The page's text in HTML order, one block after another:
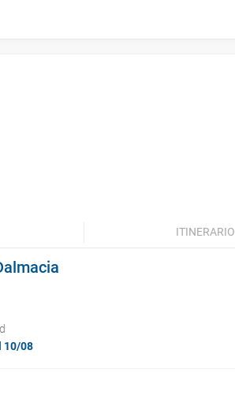
ITINERARIO
10/08